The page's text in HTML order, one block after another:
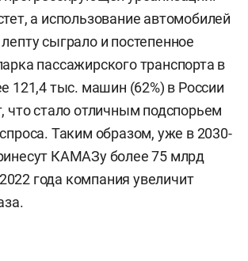
а использование автомобилей
сыграло и постепенное
пассажирского транспорта в
121,4 тыс. машин (62%) в России
что стало отличным подспорьем
Таким образом, уже в 2030-
КАМАЗу более 75 млрд
года компания увеличит